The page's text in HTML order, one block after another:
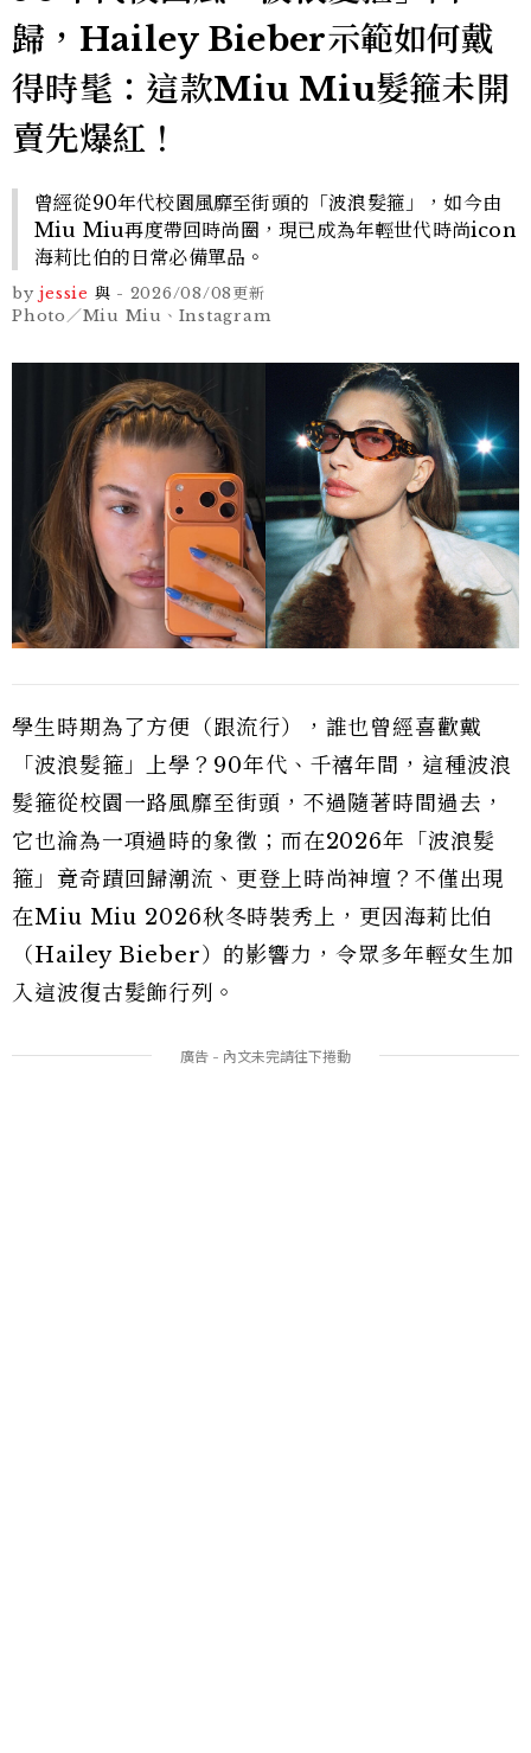
歸，Hailey Bieber示範如何戴
得時髦：這款Miu Miu髮箍未開
賣先爆紅！
曾經從90年代校園風靡至街頭的「波浪髮箍」，如今由
Miu Miu再度帶回時尚圈，現已成為年輕世代時尚icon
海莉比伯的日常必備單品。
by jessie 與 - 2026/08/08更新
Photo／Miu Miu、Instagram
學生時期為了方便（跟流行），誰也曾經喜歡戴
「波浪髮箍」上學？90年代、千禧年間，這種波浪
髮箍從校園一路風靡至街頭，不過隨著時間過去，
它也淪為一項過時的象徵；而在2026年「波浪髮
箍」竟奇蹟回歸潮流、更登上時尚神壇？不僅出現
在Miu Miu 2026秋冬時裝秀上，更因海莉比伯
（Hailey Bieber）的影響力，令眾多年輕女生加
入這波復古髮飾行列。